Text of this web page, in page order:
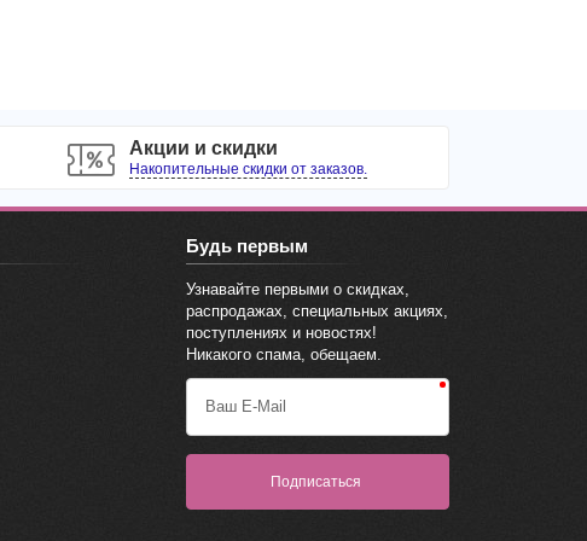
Акции и скидки
Накопительные скидки от заказов.
Будь первым
Узнавайте первыми о скидках,
распродажах, специальных акциях,
поступлениях и новостях!
Никакого спама, обещаем.
Ваш E-Mail
Подписаться